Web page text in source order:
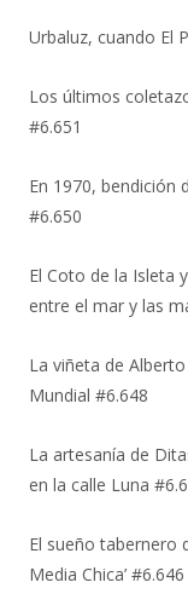
Urbaluz, cuando El
Los últimos
#6.651
En 1970, bendición
#6.650
El Coto de la Isleta
entre el mar y las
La viñeta de
Mundial #6.648
La artesanía de
en la calle Luna
El sueño tabernero
Media Chica’ #6.646